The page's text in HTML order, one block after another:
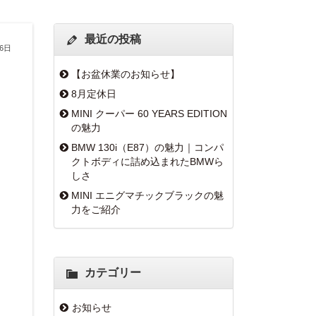
日
最近の投稿
【お盆休業のお知らせ】
8月定休日
MINI クーパー 60 YEARS EDITION
の魅力
BMW 130i（E87）の魅力｜コンパ
クトボディに詰め込まれたBMWら
しさ
MINI エニグマチックブラックの魅
力をご紹介
カテゴリー
お知らせ